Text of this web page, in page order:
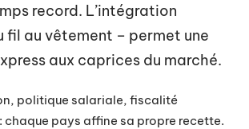
record. L’intégration
fil au vêtement – permet une
aux caprices du marché.
politique salariale, fiscalité
chaque pays affine sa propre recette.